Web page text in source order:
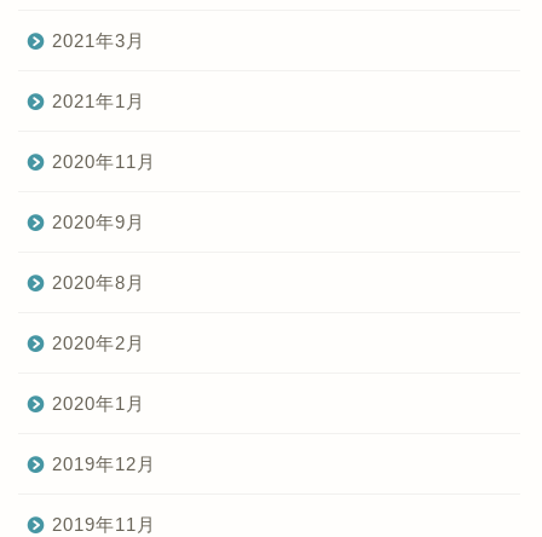
2021年3月
2021年1月
2020年11月
2020年9月
2020年8月
2020年2月
2020年1月
2019年12月
2019年11月